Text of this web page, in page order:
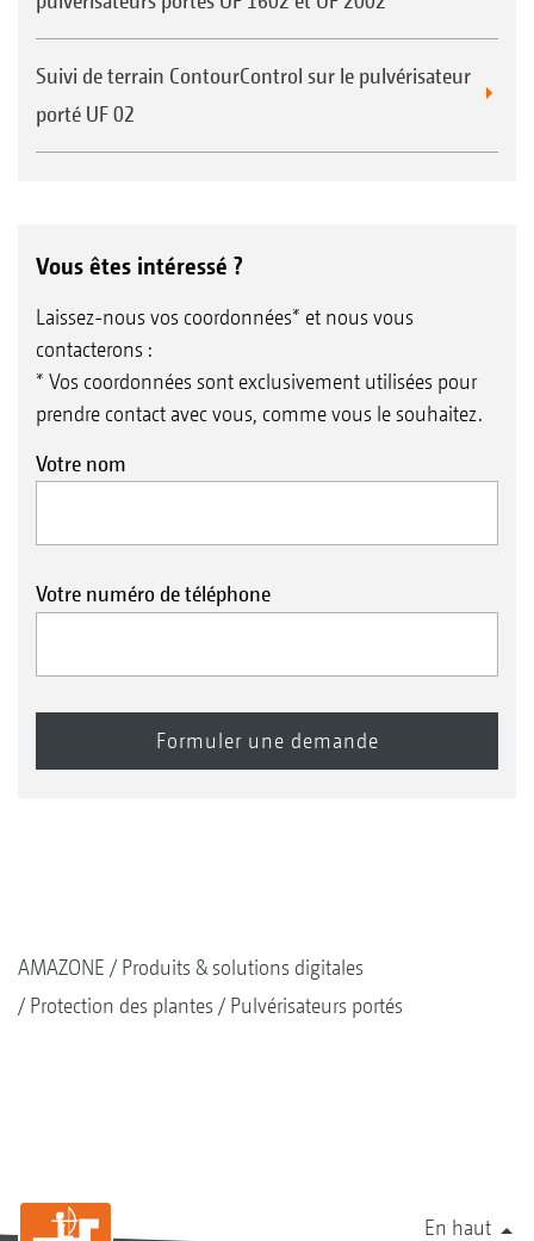
Suivi de terrain ContourControl sur le pulvérisateur
porté UF 02
Vous êtes intéressé ?
Laissez-nous vos coordonnées* et nous vous
contacterons :
* Vos coordonnées sont exclusivement utilisées pour
prendre contact avec vous, comme vous le souhaitez.
Votre nom
Votre numéro de téléphone
AMAZONE
Produits & solutions digitales
Protection des plantes
Pulvérisateurs portés
En haut